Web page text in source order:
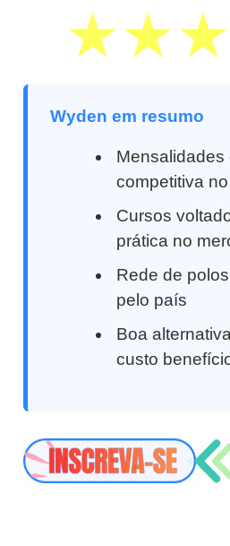
Wyden em resumo
Mensalidades
competitiva
Cursos
prática no
Rede de
pelo país
Boa
custo